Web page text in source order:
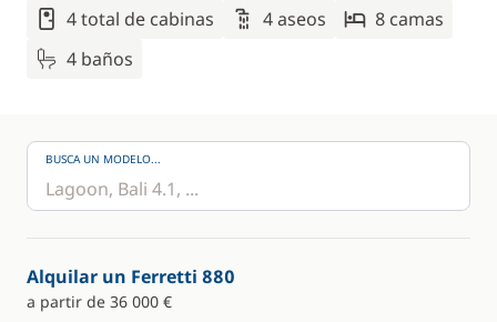
4 total de cabinas 4 aseos
8 camas
4 baños
BUSCA UN MODELO...
Alquilar un Ferretti 880
a partir de 36 000 €